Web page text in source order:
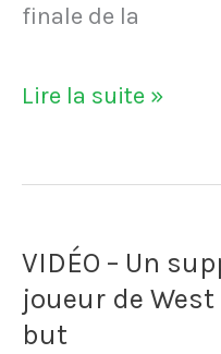
finale de la
VIDÉO
Un
agressé
par
Lire la suite »
VIDÉO – Un
joueur de
but